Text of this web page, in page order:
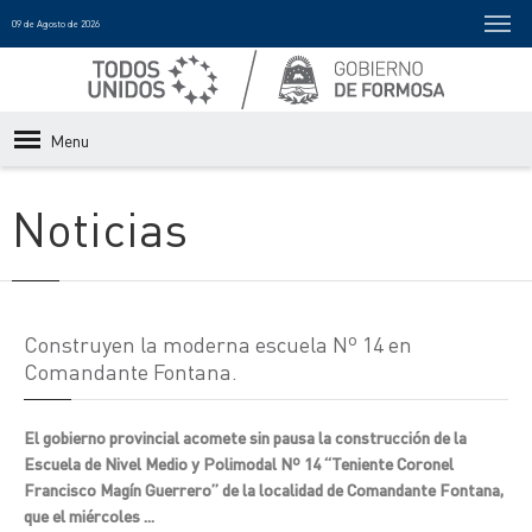
09 de Agosto de 2026
Menu
Noticias
Construyen la moderna escuela Nº 14 en
Comandante Fontana.
El gobierno provincial acomete sin pausa la construcción de la
Escuela de Nivel Medio y Polimodal Nº 14 “Teniente Coronel
Francisco Magín Guerrero” de la localidad de Comandante Fontana,
que el miércoles ...